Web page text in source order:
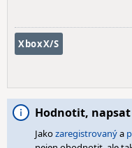
XboxX/S
Hodnotit,
Jakozaregistrovanýa